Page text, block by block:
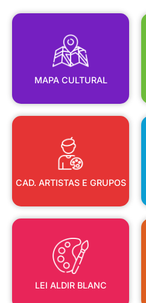
MAPA CULTURAL
MAPA CULTURAL
CAD. ARTISTAS E GRUPOS
CAD. ARTISTAS E GRUPOS
LEI ALDIR BLANC
LEI ALDIR BLANC